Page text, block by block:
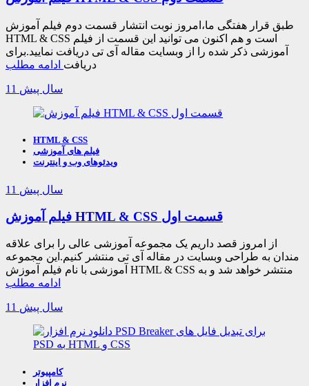
طبق قرار هفتگی ما،امروز نوبت انتشار قسمت دوم فیلم آموزش
HTML & CSS است و هم اکنون می توانید این قسمت از فیلم
آموزشی ذکر شده را از وبسایت مقاله آی تی دریافت نمایید.برای
دریافت ادامه مطلب
11 سال پیش
HTML & CSS
فیلم های آموزشی
ویدئوهای وب و اینترنت
11 سال پیش
فیلم آموزش HTML & CSS قسمت اول
از امروز قصد داریم یک مجموعه آموزشی عالی را برای علاقه
مندان به طراحی وبسایت در مقاله آی تی منتشر کنیم.این مجموعه
آموزشی با نام فیلم آموزش HTML & CSS منتشر خواهد شد و به
ادامه مطلب
11 سال پیش
کامپیوتر
نرم افزار